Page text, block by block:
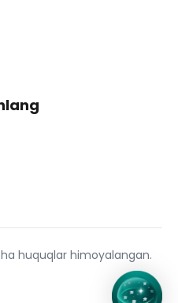
huquqlar himoyalangan.